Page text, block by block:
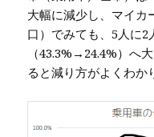
大幅に減少し、マイカ
口）でみても、5人に2
（43.3%→24.4%）へ
ると減り方がよくわか